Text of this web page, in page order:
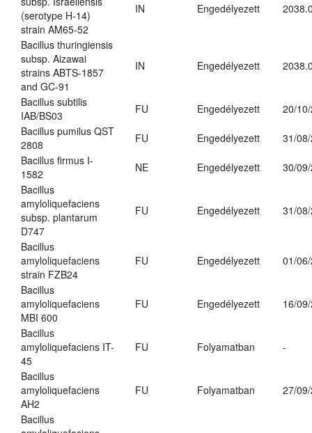
(serotype H-14)
strain AM65-52
IN Engedélyezett
Bacillus thuringiensis
subsp. Aizawai
strains ABTS-1857
and GC-91
IN Engedélyezett
Bacillus subtilis
IAB/BS03
FU Engedélyezett
20/
Bacillus pumilus QST
2808
FU Engedélyezett
31/
Bacillus firmus I-
1582
NE Engedélyezett
30/
Bacillus
amyloliquefaciens
subsp. plantarum
D747
FU Engedélyezett 31/
Bacillus
amyloliquefaciens
strain FZB24
FU Engedélyezett 01/
Bacillus
amyloliquefaciens
MBI 600
FU Engedélyezett 16/
Bacillus
amyloliquefaciens IT-
45
FU Folyamatban -
Bacillus
amyloliquefaciens
AH2
FU Folyamatban 27/
Bacillus